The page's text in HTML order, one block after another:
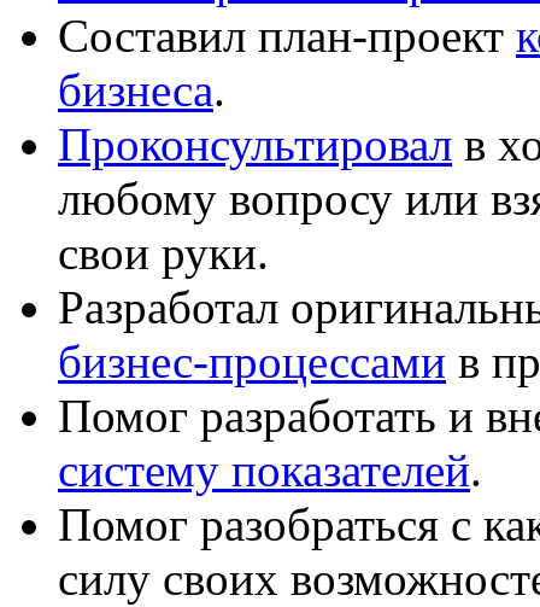
Составил план-проект
бизнеса.
Проконсультировал в
любому вопросу или
свои руки.
Разработал
бизнес-процессами в
Помог разработать и
систему показателей.
Помог разобраться с
силу своих